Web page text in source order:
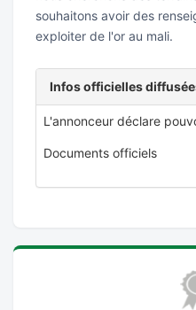
souhaitons avoir des
exploiter de l'or au mali.
Infos officielles
L'annonceur déclare
Documents officiels